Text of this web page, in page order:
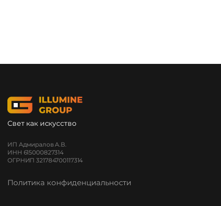
Свет как искусство
ИП Адмиралов А.В.
ИНН 615000827314
ОГРНИП 321784700117314
Политика конфиденциальности